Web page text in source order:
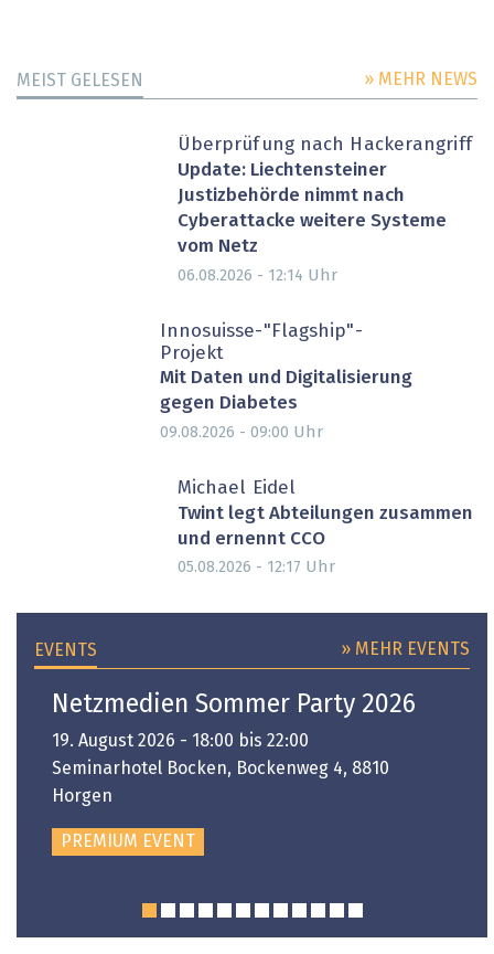
MEIST GELESEN » MEHR NEWS
Überprüfung nach Hackerangriff
Update: Liechtensteiner
Justizbehörde nimmt nach
Cyberattacke weitere Systeme
vom Netz
06.08.2026 - 12:14 Uhr
Innosuisse-"Flagship"-
Projekt
Mit Daten und Digitalisierung
gegen Diabetes
09.08.2026 - 09:00 Uhr
Michael Eidel
Twint legt Abteilungen zusammen
und ernennt CCO
05.08.2026 - 12:17 Uhr
EVENTS » MEHR EVENTS
Netzmedien Sommer Party 2026
19. August 2026 - 18:00 bis 22:00
Seminarhotel Bocken, Bockenweg 4, 8810
Horgen
PREMIUM EVENT